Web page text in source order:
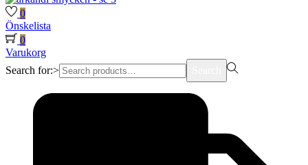
0
Önskelista
0
Varukorg
Search for:>